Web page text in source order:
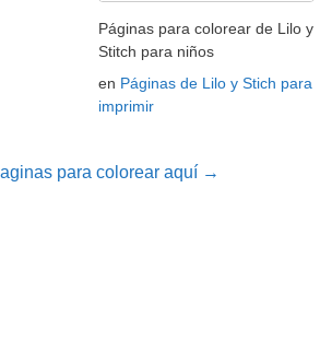
Páginas para colorear de Lilo y
Stitch para niños
en Páginas de Lilo y Stich para
imprimir
para colorear aquí →